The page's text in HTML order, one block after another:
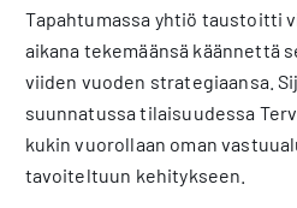
Tapahtumassa yhtiö taustoitti
aikana tekemäänsä käännettä
viiden vuoden strategiaansa.
suunnatussa tilaisuudessa
kukin vuorollaan oman
tavoiteltuun kehitykseen.